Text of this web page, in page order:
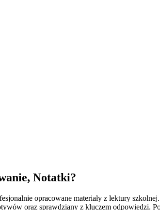
Notatki?
opracowane materiały z lektury
oraz sprawdziany z kluczem odpowiedzi.